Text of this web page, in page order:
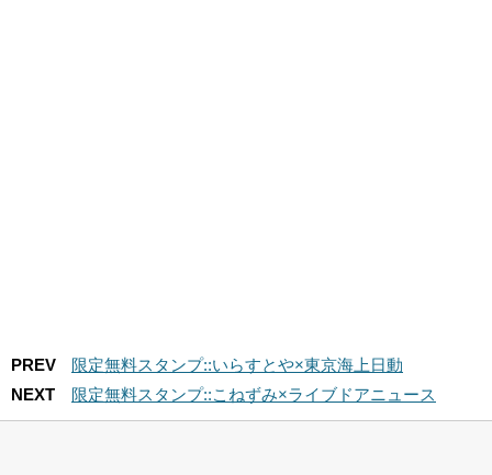
PREV
限定無料スタンプ::いらすとや×東京海上日動
NEXT
限定無料スタンプ::こねずみ×ライブドアニュース